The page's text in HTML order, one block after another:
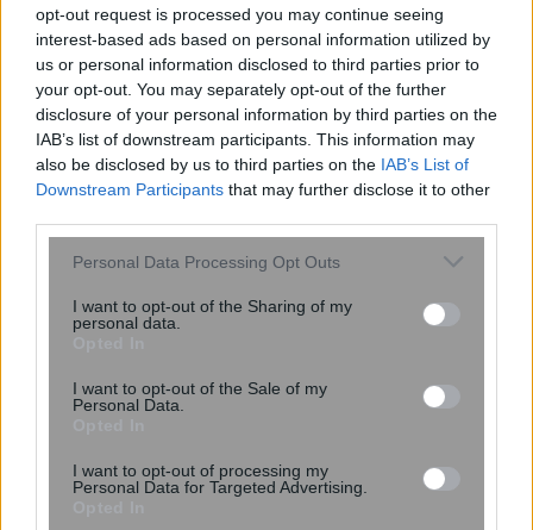
opt-out request is processed you may continue seeing
interest-based ads based on personal information utilized by
us or personal information disclosed to third parties prior to
your opt-out. You may separately opt-out of the further
disclosure of your personal information by third parties on the
IAB’s list of downstream participants. This information may
also be disclosed by us to third parties on the IAB’s List of
Downstream Participants that may further disclose it to other
Please note that this website/app uses one or more Google
not limited to your visit or usage behaviour. You may click to
grant or deny consent to Google and its third-party tags to
consent section.
Personal Data Processing Opt Outs
I want to opt-out of the Sharing of my
personal data.
I want to opt-out of the Sale of my
Personal Data.
I want to opt-out of processing my
Personal Data for Targeted Advertising.
Αντίστροφη μέτρηση για τους e-
πλειστηριασμούς